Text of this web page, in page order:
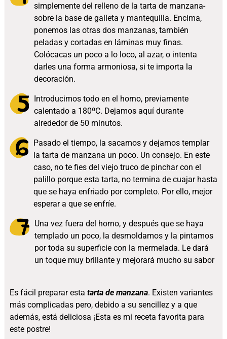
simplemente del relleno de la tarta de manzana-
sobre la base de galleta y mantequilla. Encima,
ponemos las otras dos manzanas, también
peladas y cortadas en láminas muy finas.
Colócacas un poco a lo loco, al azar, o intenta
darles una forma armoniosa, si te importa la
decoración.
Introducimos todo en el horno, previamente
calentado a 180ºC. Dejamos aquí durante
alrededor de 50 minutos.
Pasado el tiempo, la sacamos y dejamos templar
la tarta de manzana un poco. Un consejo. En este
caso, no te fies del viejo truco de pinchar con el
palillo porque esta tarta, no termina de cuajar hasta
que se haya enfriado por completo. Por ello, mejor
esperar a que se enfríe.
Una vez fuera del horno, y después que se haya
templado un poco, la desmoldamos y la pintamos
por toda su superficie con la mermelada. Le dará
un toque muy brillante y mejorará mucho su sabor
Es fácil preparar esta tarta de manzana. Existen variantes
más complicadas pero, debido a su sencillez y a que
además, está deliciosa ¡Esta es mi receta favorita para
este postre!